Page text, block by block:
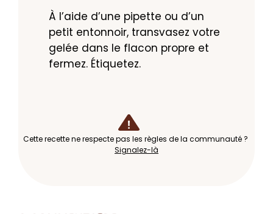
À l’aide d’une pipette ou d’un
petit entonnoir, transvasez votre
gelée dans le flacon propre et
fermez. Étiquetez.
Cette recette ne respecte pas les règles de la communauté ?
Signalez-là